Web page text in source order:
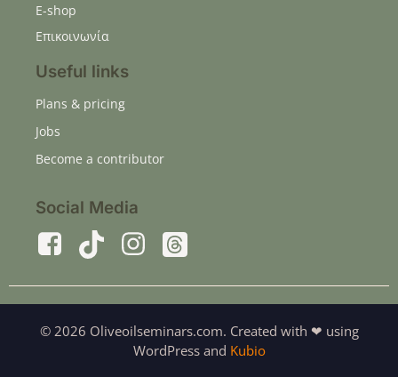
Ε-shop
Επικοινωνία
Useful links
Plans & pricing
Jobs
Become a contributor
Social Media
© 2026 Oliveoilseminars.com. Created with ❤ using
WordPress and Kubio